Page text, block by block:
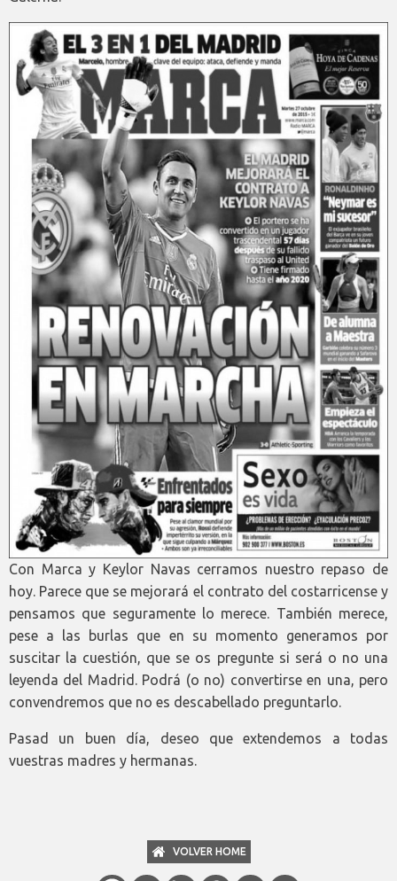
Con Marca y Keylor Navas cerramos nuestro repaso de
hoy. Parece que se mejorará el contrato del costarricense y
pensamos que seguramente lo merece. También merece,
pese a las burlas que en su momento generamos por
suscitar la cuestión, que se os pregunte si será o no una
leyenda del Madrid. Podrá (o no) convertirse en una, pero
convendremos que no es descabellado preguntarlo.
Pasad un buen día, deseo que extendemos a todas
vuestras madres y hermanas.
VOLVER HOME